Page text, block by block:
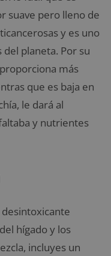
suave pero lleno de
y es uno
planeta. Por su
más
que es baja en
le dará al
y nutrientes
desintoxicante
hígado y los
incluyes un